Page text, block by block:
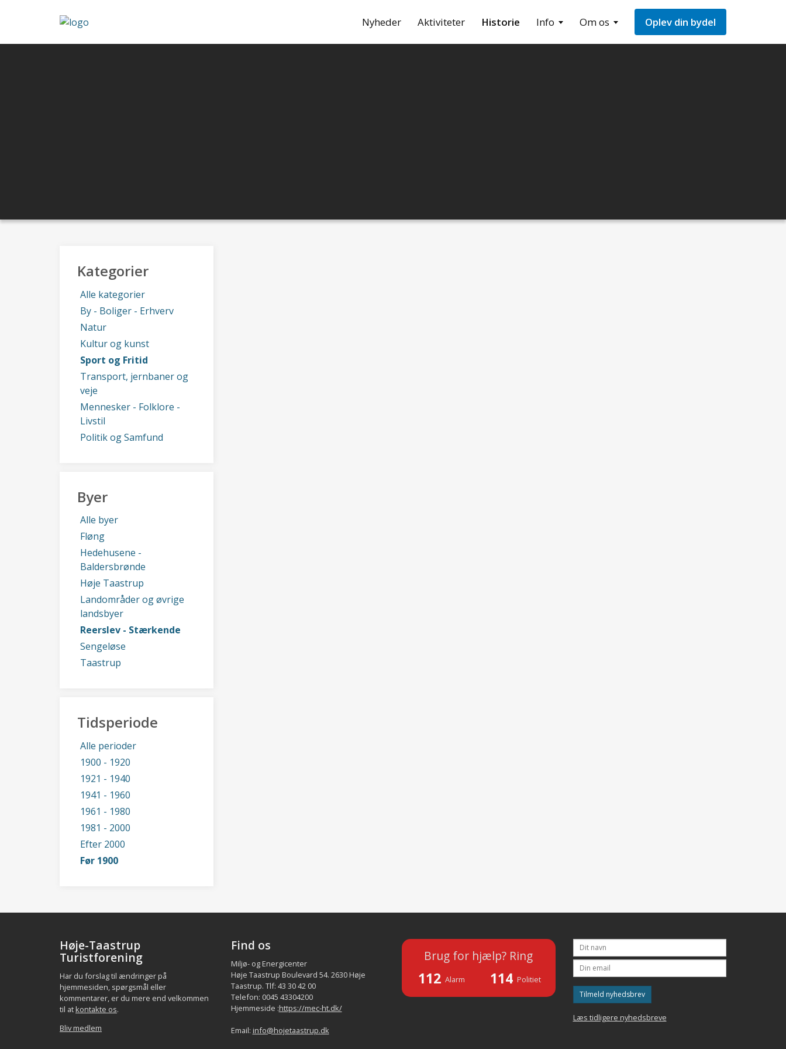
Nyheder Aktiviteter Historie Info Om os Oplev din bydel
Kategorier
Alle kategorier
By - Boliger - Erhverv
Natur
Kultur og kunst
Sport og Fritid
Transport, jernbaner og
veje
Mennesker - Folklore -
Livstil
Politik og Samfund
Byer
Alle byer
Fløng
Hedehusene -
Baldersbrønde
Høje Taastrup
Landområder og øvrige
landsbyer
Reerslev - Stærkende
Sengeløse
Taastrup
Tidsperiode
Alle perioder
1900 - 1920
1921 - 1940
1941 - 1960
1961 - 1980
1981 - 2000
Efter 2000
Før 1900
Høje-Taastrup
Turistforening
Har du forslag til ændringer på
hjemmesiden, spørgsmål eller
kommentarer, er du mere end velkommen
til at kontakte os.
Bliv medlem
Find os
Miljø- og Energicenter
Høje Taastrup Boulevard 54. 2630 Høje
Taastrup. Tlf: 43 30 42 00
Telefon: 0045 43304200
Hjemmeside :https://mec-ht.dk/
Email: info@hojetaastrup.dk
Brug for hjælp? Ring
112 Alarm 114 Politiet
Tilmeld nyhedsbrev
Læs tidligere nyhedsbreve